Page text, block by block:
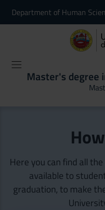
Department of Human
Master's degree
Here you can find all
available to
graduation, to make